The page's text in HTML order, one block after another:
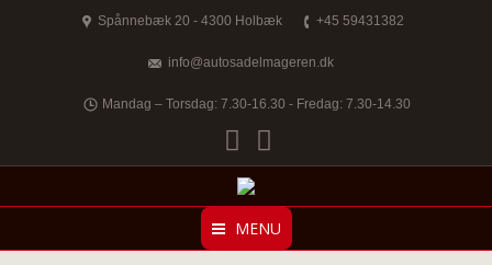
Spånnebæk 20 - 4300 Holbæk +45 59431382
info@autosadelmageren.dk
Mandag – Torsdag: 7.30-16.30 - Fredag: 7.30-14.30
Facebook
MENU